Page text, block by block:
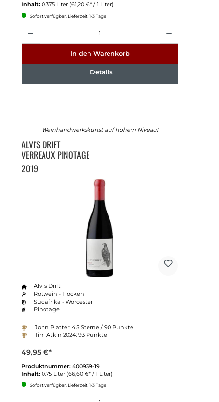
Inhalt: 0.375 Liter (61,20 €* / 1 Liter)
Sofort verfügbar, Lieferzeit: 1-3 Tage
In den Warenkorb
Details
Weinhandwerkskunst auf hohem Niveau!
ALVI'S DRIFT
VERREAUX PINOTAGE
2019
Alvi's Drift
Rotwein - Trocken
Südafrika - Worcester
Pinotage
John Platter: 4.5 Sterne / 90 Punkte
Tim Atkin 2024: 93 Punkte
49,95 €*
Produktnummer: 400939-19
Inhalt: 0.75 Liter (66,60 €* / 1 Liter)
Sofort verfügbar, Lieferzeit: 1-3 Tage